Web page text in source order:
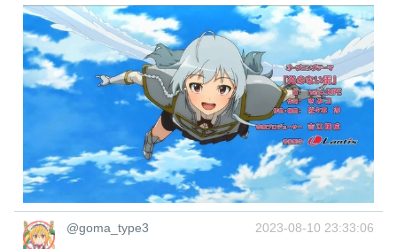
@goma_type3 2023-08-10 23:33:06